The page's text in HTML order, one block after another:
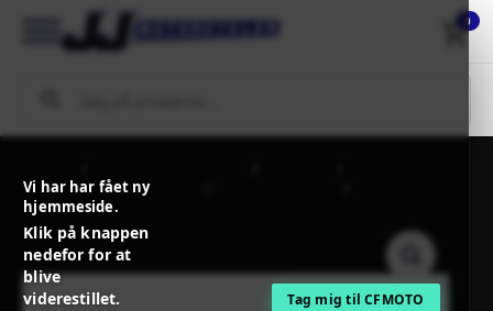
Vi har har fået ny
hjemmeside.
Klik på knappen
nedefor for at
blive
viderestillet.
Tag mig til CFMOTO
0
Styr, håndtag og tilbehør
LEVER GUARD GT-SHIELD BLACK